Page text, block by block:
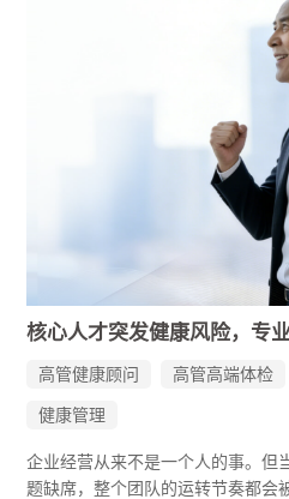
与其等出了问题再仓促应对，不如
理服务平台，由专人帮你持续关注
国民平均预期寿命已达78.6岁，但
岁。企业家每天平均工作时间多在
在这个背景下，一个靠谱的健康
高管健康顾问 高管高端体检
健康管理
企业经营从来不是一个人的事。但
题缺席，整个团队的运转节奏都会